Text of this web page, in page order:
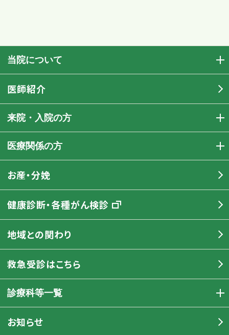
当院について
医師紹介
来院・入院の方
医療関係の方
お産・分娩
健康診断・各種がん検診
地域との関わり
救急受診はこちら
診療科等一覧
お知らせ